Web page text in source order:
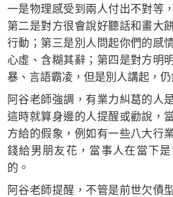
一是物理感受到兩人付出不對等
第二是對方很會說好聽話和畫大
行動；第三是別人問起你們的感
心虛、含糊其辭；第四是對方明
暴、言語霸凌，但是別人講起，仍
阿谷老師強調，有業力糾葛的人
這時就算身邊的人提醒或勸說，
方給的假象，例如有一些八大行
錢給男朋友花，當事人在當下
的。
阿谷老師提醒，不管是前世欠債